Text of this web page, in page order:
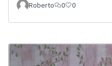
Roberto 0 0